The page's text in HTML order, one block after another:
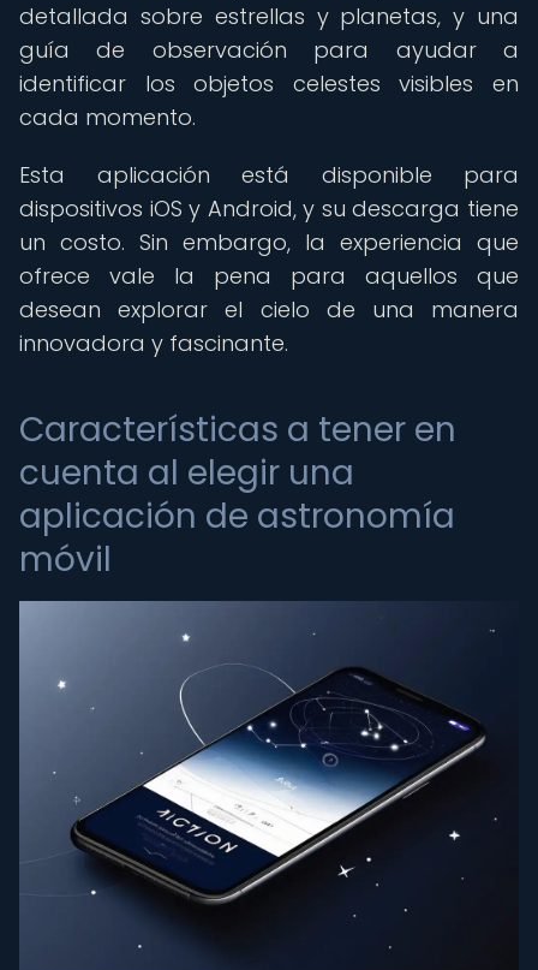
detallada sobre estrellas y planetas, y una
guía de observación para ayudar a
identificar los objetos celestes visibles en
cada momento.
Esta aplicación está disponible para
dispositivos iOS y Android, y su descarga tiene
un costo. Sin embargo, la experiencia que
ofrece vale la pena para aquellos que
desean explorar el cielo de una manera
innovadora y fascinante.
Características a tener en
cuenta al elegir una
aplicación de astronomía
móvil